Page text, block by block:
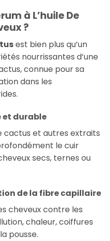
à L’huile De
?
est bien plus qu’un
nourrissantes d’une
connue pour sa
dans les
et durable
cactus et autres extraits
le cuir
secs, ternes ou
de la fibre capillaire
cheveux contre les
chaleur, coiffures
pousse.